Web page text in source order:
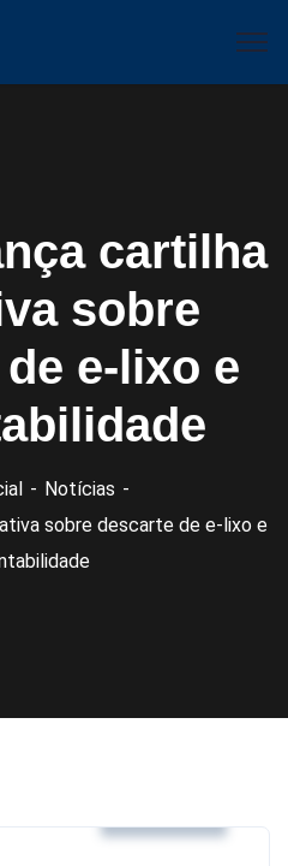
cartilha
sobre
e-lixo e
Notícias
sobre descarte de e-lixo e